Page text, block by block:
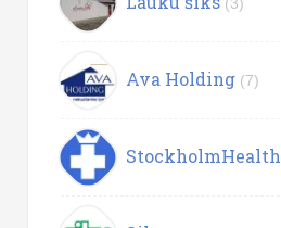
Ava Holding (7)
StockholmHealth